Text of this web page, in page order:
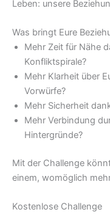
Leben: unsere
Was bringt Eure
Mehr Zeit für Nähe
Konfliktspirale?
Mehr Klarheit über
Vorwürfe?
Mehr Sicherheit
Mehr Verbindung
Hintergründe?
Mit der Challenge
einem, womöglich
Kostenlose Challenge